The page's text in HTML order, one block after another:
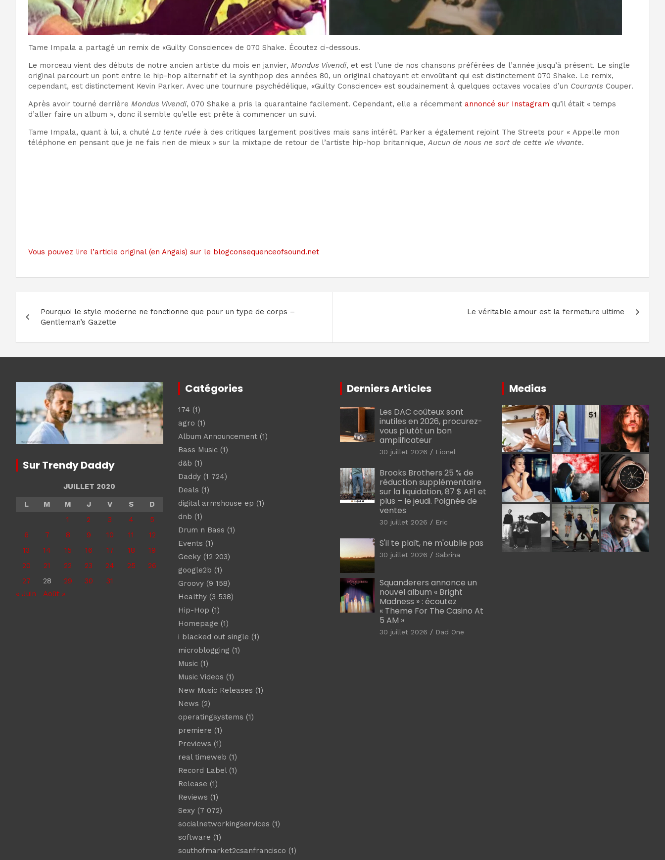
Tame Impala a partagé un remix de «Guilty Conscience» de 070 Shake. Écoutez ci-dessous.
Le morceau vient des débuts de notre ancien artiste du mois en janvier, Mondus Vivendi, et est l’une de nos chansons préférées de l’année jusqu’à présent. Le single
original parcourt un pont entre le hip-hop alternatif et la synthpop des années 80, un original chatoyant et envoûtant qui est distinctement 070 Shake. Le remix,
cependant, est distinctement Kevin Parker. Avec une tournure psychédélique, «Guilty Conscience» est soudainement à quelques octaves vocales d’un Courants Couper.
Après avoir tourné derrière Mondus Vivendi, 070 Shake a pris la quarantaine facilement. Cependant, elle a récemment annoncé sur Instagram qu’il était « temps
d’aller faire un album », donc il semble qu’elle est prête à commencer un suivi.
Tame Impala, quant à lui, a chuté La lente ruée à des critiques largement positives mais sans intérêt. Parker a également rejoint The Streets pour « Appelle mon
téléphone en pensant que je ne fais rien de mieux » sur la mixtape de retour de l’artiste hip-hop britannique,Aucun de nous ne sort de cette vie vivante.
Vous pouvez lire l’article original (en Angais) sur le blogconsequenceofsound.net
de
l’article
Pourquoi le style moderne ne fonctionne que pour un type de corps –
Gentleman’s Gazette
Le véritable amour est la fermeture ultime
Sur Trendy Daddy
JUILLET 2020
L
M M J V S
D
1
2 3 4
5
6
7 8 9 10 11
12
13
14 15 16 17 18
19
20
21 22 23 24 25
26
27
28 29 30
31
« Juin
Août »
Catégories
174 (1)
agro (1)
Album Announcement(1)
Bass Music(1)
d&b (1)
Daddy(1 724)
Deals (1)
digital armshouse ep (1)
dnb (1)
Drum n Bass (1)
Events (1)
Geeky(12 203)
google2b (1)
Groovy(9 158)
Healthy(3 538)
Hip-Hop (1)
Homepage (1)
i blacked out single (1)
microblogging (1)
Music(1)
Music Videos (1)
New Music Releases (1)
News (2)
operatingsystems (1)
premiere (1)
Previews (1)
real timeweb (1)
Record Label(1)
Release (1)
Reviews (1)
Sexy(7 072)
socialnetworkingservices (1)
software (1)
southofmarket2csanfrancisco (1)
Derniers Articles
Les DAC coûteux sont
inutiles en 2026, procurez-
vous plutôt un bon
amplificateur
30 juillet 2026 Lionel
Brooks Brothers 25 % de
réduction supplémentaire
sur la liquidation, 87 $ AF1 et
plus – le jeudi. Poignée de
ventes
30 juillet 2026 Eric
S'il te plaît, ne m'oublie pas
30 juillet 2026 Sabrina
Squanderers annonce un
nouvel album « Bright
Madness » : écoutez
« Theme For The Casino At
5 AM »
30 juillet 2026 Dad One
Medias